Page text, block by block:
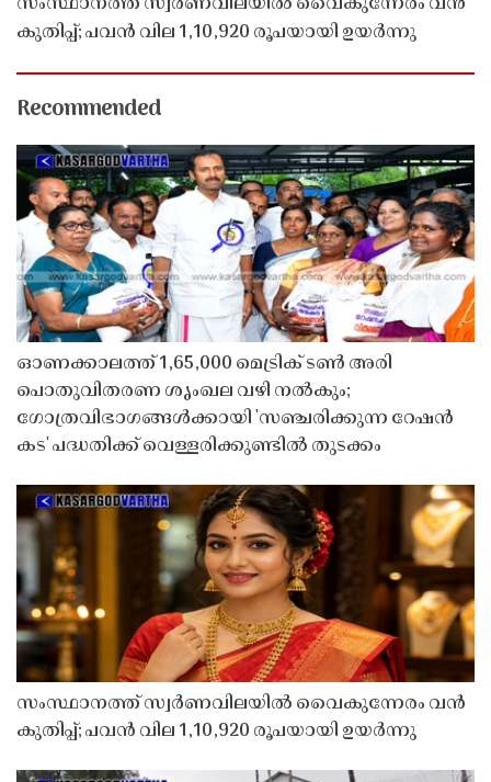
കുതിപ്പ്; പവൻ വില 1,10,920 രൂപയായി ഉയർന്നു
Recommended
ഓണക്കാലത്ത് 1,65,000 മെട്രിക് ടൺ അരി
പൊതുവിതരണ ശൃംഖല വഴി നൽകും;
ഗോത്രവിഭാഗങ്ങൾക്കായി 'സഞ്ചരിക്കുന്ന റേഷൻ
കട' പദ്ധതിക്ക് വെള്ളരിക്കുണ്ടിൽ തുടക്കം
സംസ്ഥാനത്ത് സ്വർണവിലയിൽ വൈകുന്നേരം വൻ
കുതിപ്പ്; പവൻ വില 1,10,920 രൂപയായി ഉയർന്നു